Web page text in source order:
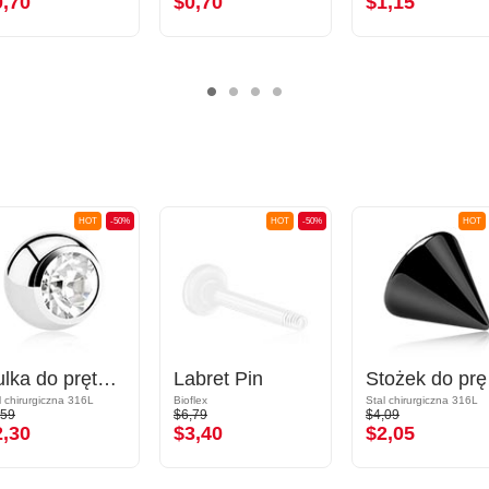
-50%
HOT
Kulka do pręta z gwintem (stal chirurgiczna, srebro, błyszczące wykończenie) z z kryształem
chirurgiczna 316L
-50%
HOT
Labret Pin
Bioflex
$6,79
$3,40
HOT
Stal chirurgiczna 316L
$4,09
$2,05